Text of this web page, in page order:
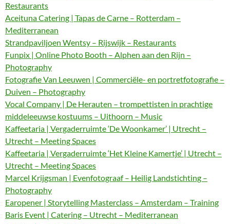
Restaurants
Aceituna Catering | Tapas de Carne – Rotterdam –
Mediterranean
Strandpaviljoen Wentsy – Rijswijk – Restaurants
Funpix | Online Photo Booth – Alphen aan den Rijn –
Photography
Fotografie Van Leeuwen | Commerciële- en portretfotografie –
Duiven – Photography
Vocal Company | De Herauten – trompettisten in prachtige
middeleeuwse kostuums – Uithoorn – Music
Kaffeetaria | Vergaderruimte ‘De Woonkamer’ | Utrecht –
Utrecht – Meeting Spaces
Kaffeetaria | Vergaderruimte ‘Het Kleine Kamertje’ | Utrecht –
Utrecht – Meeting Spaces
Marcel Krijgsman | Evenfotograaf – Heilig Landstichting –
Photography
Earopener | Storytelling Masterclass – Amsterdam – Training
Baris Event | Catering – Utrecht – Mediterranean